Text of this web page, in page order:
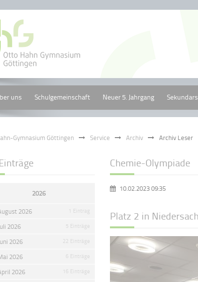
uns Schulgemeinschaft Neuer 5. Jahrgang
Gymnasium Göttingen Service Archiv Archiv Leser
Chemie-Olympiade
10.02.2023 09:35
Platz 2 in
2026
2026 1 Eintrag
2026 5 Einträge
2026 22 Einträge
2026 6 Einträge
2026 16 Einträge